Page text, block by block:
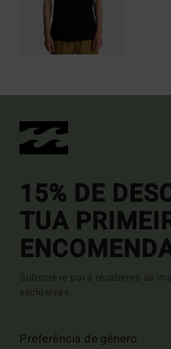
15% DE
TUA
Subscreve para receberes as
exclusivas.
Preferência de género